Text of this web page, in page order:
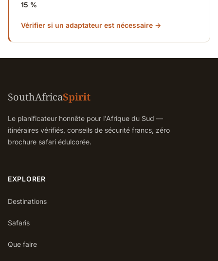
15 %
Vérifier si un adaptateur est nécessaire →
SouthAfricaSpirit
Le planificateur honnête pour l'Afrique du Sud —
itinéraires vérifiés, conseils de sécurité francs, zéro
brochure safari édulcorée.
EXPLORER
Destinations
Safaris
Que faire